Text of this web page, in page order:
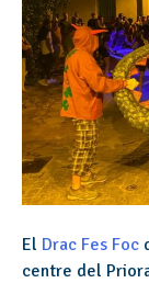
El Drac Fes Foc
centre del